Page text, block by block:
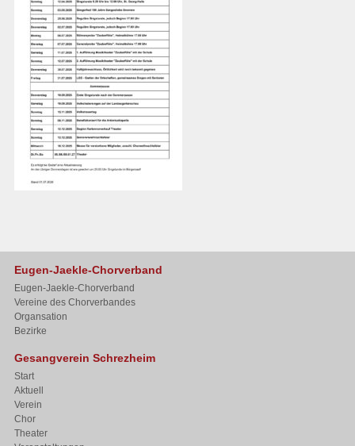
Eugen-Jaekle-Chorverband
Eugen-Jaekle-Chorverband
Vereine des Chorverbandes
Organsation
Bezirke
Gesangverein Schrezheim
Start
Aktuell
Verein
Chor
Theater